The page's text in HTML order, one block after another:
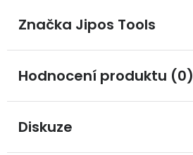
Značka Jipos Tools
Hodnocení produktu (0)
Diskuze